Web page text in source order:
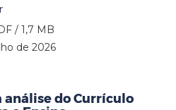
/ 1,7 MB
de 2026
análise do Currículo